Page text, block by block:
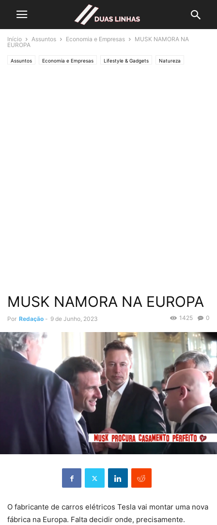
Início Assuntos Economia e Empresas
MUSK NAMORA NA
EUROPA
Assuntos Economia e Empresas Lifestyle & Gadgets Natureza
MUSK NAMORA NA EUROPA
Por Redação - 9 de Junho, 2023 0
1425
O fabricante de carros elétricos Tesla vai montar uma nova
fábrica na Europa. Falta decidir onde, precisamente.